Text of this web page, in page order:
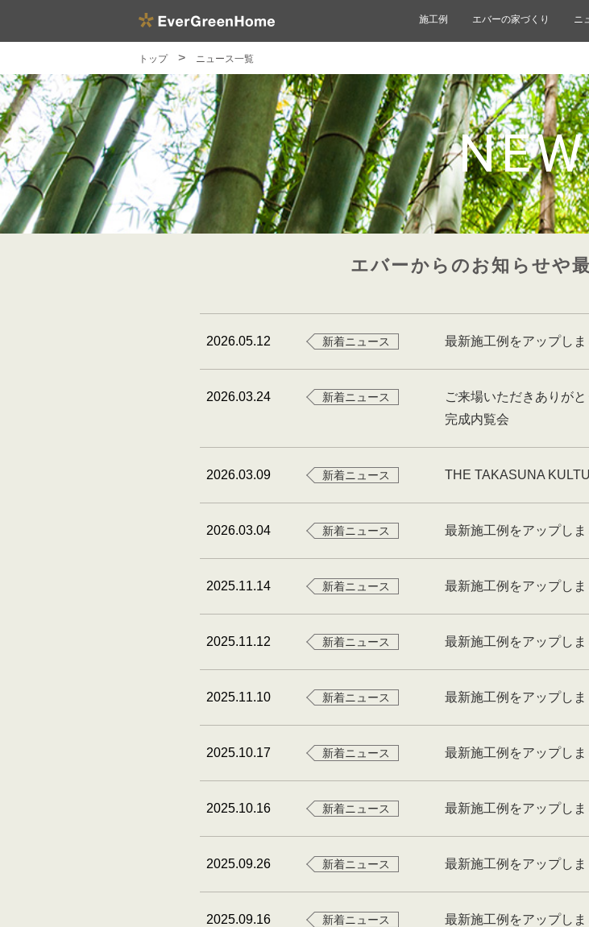
施工例 エバーの家づくり ニ
トップ ニュース一覧
エバーからのお知らせや
2026.05.12 新着ニュース 最新施工例をアップしま
2026.03.24 新着ニュース
ご来場いただきありが
完成内覧会
2026.03.09 新着ニュース THE TAKASUNA
2026.03.04 新着ニュース 最新施工例をアップしま
2025.11.14 新着ニュース 最新施工例をアップしま
2025.11.12 新着ニュース 最新施工例をアップしま
2025.11.10 新着ニュース 最新施工例をアップしま
2025.10.17 新着ニュース 最新施工例をアップしま
2025.10.16 新着ニュース 最新施工例をアップしま
2025.09.26 新着ニュース 最新施工例をアップしま
2025.09.16 新着ニュース 最新施工例をアップしま